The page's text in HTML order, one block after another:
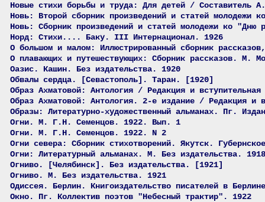
Новые стихи борьбы и труда: Для детей /
Новь: Второй сборник произведений и статей молодежи
Новь: Сборник произведений и статей молодежи ко
Норд: Стихи.... Баку. III Интернационал. 1926
О большом и малом: Иллюстрированный сборник
О плавающих и путешествующих: Сборник рассказов. М.
Оазис. Кашин. Без издательства. 1920
Обвалы сердца. [Севастополь]. Таран. [1920]
Образ Ахматовой: Антология / Редакция и
Образ Ахматовой: Антология. 2-е издание / Редакция и
Образы: Литературно-художественный альманах. Пг.
Огни. М. Г.Н. Семенцов. 1922. Вып. 1
Огни. М. Г.Н. Семенцов. 1922. N 2
Огни севера: Сборник стихотворений. Якутск.
Огни: Литературный альманах. М. Без издательства. 1918
Огниво. [Челябинск]. Без издательства. [1921]
Огниво. М. Без издательства. 1921
Одиссея. Берлин. Книгоиздательство писателей в
Окно. Пг. Коллектив поэтов "Небесный трактир". 1922